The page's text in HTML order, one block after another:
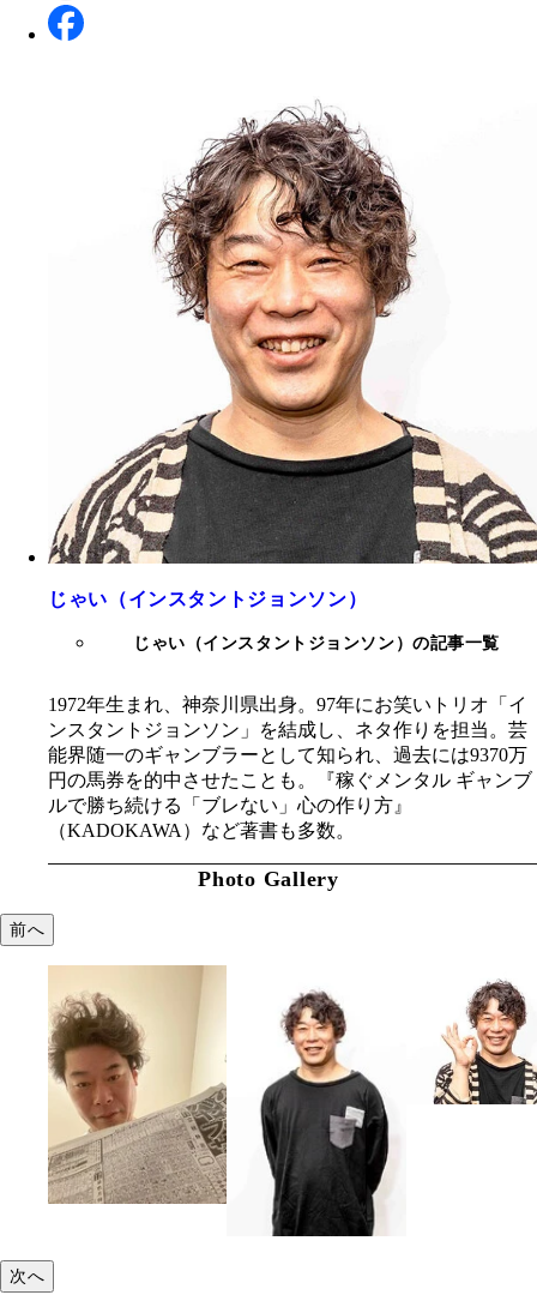
じゃい（インスタントジョンソン）
じゃい（インスタントジョンソン）の記事一覧
1972年生まれ、神奈川県出身。97年にお笑いトリオ「イ
ンスタントジョンソン」を結成し、ネタ作りを担当。芸
能界随一のギャンブラーとして知られ、過去には9370万
円の馬券を的中させたことも。『稼ぐメンタル ギャンブ
ルで勝ち続ける「ブレない」心の作り方』
（KADOKAWA）など著書も多数。
Photo Gallery
前へ
次へ